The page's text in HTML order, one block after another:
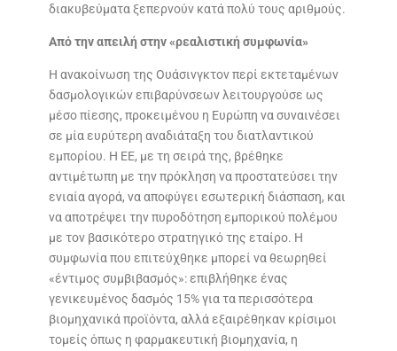
διακυβεύματα ξεπερνούν κατά πολύ τους αριθμούς.
Από την απειλή στην «ρεαλιστική συμφωνία»
Η ανακοίνωση της Ουάσινγκτον περί εκτεταμένων
δασμολογικών επιβαρύνσεων λειτουργούσε ως
μέσο πίεσης, προκειμένου η Ευρώπη να συναινέσει
σε μία ευρύτερη αναδιάταξη του διατλαντικού
εμπορίου. Η ΕΕ, με τη σειρά της, βρέθηκε
αντιμέτωπη με την πρόκληση να προστατεύσει την
ενιαία αγορά, να αποφύγει εσωτερική διάσπαση, και
να αποτρέψει την πυροδότηση εμπορικού πολέμου
με τον βασικότερο στρατηγικό της εταίρο. Η
συμφωνία που επιτεύχθηκε μπορεί να θεωρηθεί
«έντιμος συμβιβασμός»: επιβλήθηκε ένας
γενικευμένος δασμός 15% για τα περισσότερα
βιομηχανικά προϊόντα, αλλά εξαιρέθηκαν κρίσιμοι
τομείς όπως η φαρμακευτική βιομηχανία, η